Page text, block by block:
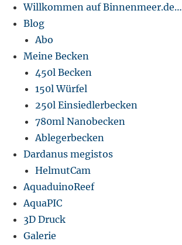
Willkommen auf Binnenmeer.de…
Blog
Abo
Meine Becken
450l Becken
150l Würfel
250l Einsiedlerbecken
780ml Nanobecken
Ablegerbecken
Dardanus megistos
HelmutCam
AquaduinoReef
AquaPIC
3D Druck
Galerie